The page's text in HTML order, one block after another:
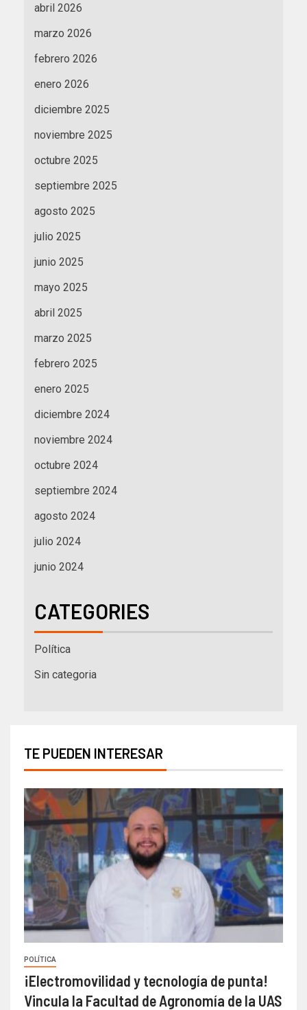
abril 2026
marzo 2026
febrero 2026
enero 2026
diciembre 2025
noviembre 2025
octubre 2025
septiembre 2025
agosto 2025
julio 2025
junio 2025
mayo 2025
abril 2025
marzo 2025
febrero 2025
enero 2025
diciembre 2024
noviembre 2024
octubre 2024
septiembre 2024
agosto 2024
julio 2024
junio 2024
CATEGORIES
Política
Sin categoria
TE PUEDEN INTERESAR
POLÍTICA
¡Electromovilidad y tecnología de punta!
Vincula la Facultad de Agronomía de la UAS